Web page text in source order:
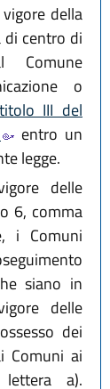
della
di centro di
Comune
o
titolo III del
entro un
legge.
delle
6, comma
i Comuni
siano in
delle
dei
Comuni ai
a).